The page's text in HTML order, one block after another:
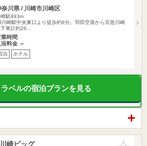
奈川県 / 川崎市川崎区
崎駅493m
川崎駅中央東口より徒歩約6分。羽田空港から京急川崎
車計約26…
業時間
浴料金 ～
泊 ホテル
ベルの宿泊プランを見る
お気に入
崎ビッグ